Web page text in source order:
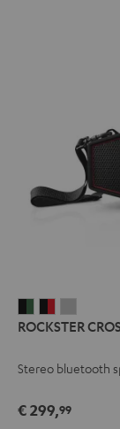
CROSS
Black
Green
CROSS
Zwart
Rood
CROSS
Light
ROCKSTER
Stereo bluetooth
€ 299,99